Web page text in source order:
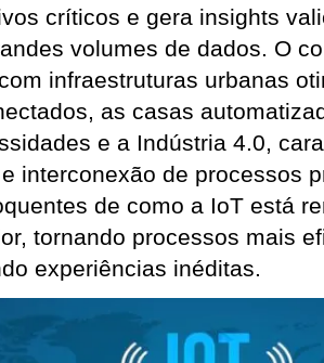
críticos e gera insights
volumes de dados. O
infraestruturas urbanas
as casas
e a Indústria 4.0,
interconexão de processos
de como a IoT está
tornando processos mais
experiências inéditas.